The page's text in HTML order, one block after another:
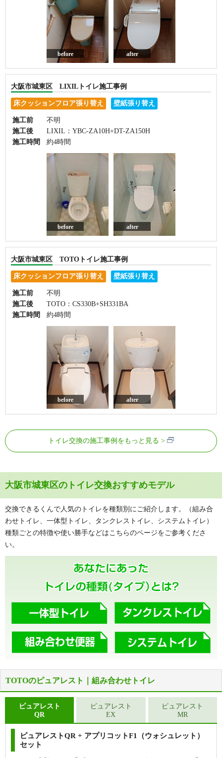
before after
大阪市城東区 LIXILトイレ施工事例
床クッションフロア張り替え 壁紙張り替え
施工前
不明
施工後
LIXIL：YBC-ZA10H+DT-ZA150H
施工時間
約4時間
before after
大阪市城東区 TOTOトイレ施工事例
床クッションフロア張り替え 壁紙張り替え
施工前
不明
施工後
TOTO：CS330B+SH331BA
施工時間
約4時間
before after
トイレ交換の施工事例をもっと見る
大阪市城東区のトイレ交換おすすめモデル
交換できるくんで人気のトイレを種類別にご紹介します。（組み合
わせトイレ、一体型トイレ、タンクレストイレ、システムトイレ）
種類ごとの特徴や使い勝手などはこちらのページをご参考くださ
い。
TOTOのピュアレスト｜組み合わせトイレ
ピュアレスト
QR
ピュアレストQR + アプリコットF1（ウォシュレット）
セット
ピュアレスト
EX
ピュアレスト
MR